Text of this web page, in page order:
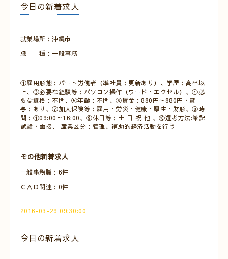
今日の新着求人
就業場所：沖縄市
職 種：一般事務
①雇用形態：パート労働者（準社員：更新あり）、学歴：高卒以
上、③必要な経験等：パソコン操作（ワード・エクセル）、④必
要な資格：不問、⑤年齢：不問、⑥賃金：880円～880円・賞
与：あり、⑦加入保険等：雇用・労災・健康・厚生・財形、⑧時
間：①09:00～16:00、⑨休日等：土 日 祝 他 、⑩選考方法:筆記
試験・面接、 産業区分：管理、補助的経済活動を行う
その他新着求人
一般事務職：6件
ＣＡＤ関連：0件
2016-03-29 09:30:00
今日の新着求人